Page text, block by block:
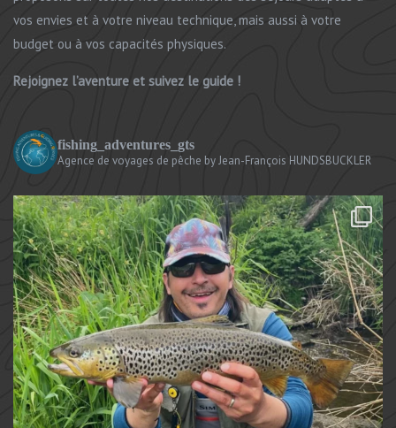
vos envies et à votre niveau technique, mais aussi à votre
budget ou à vos capacités physiques.
Rejoignez l’aventure et suivez le guide !
fishing_adventures_gts
Agence de voyages de pêche by Jean-François HUNDSBUCKLER